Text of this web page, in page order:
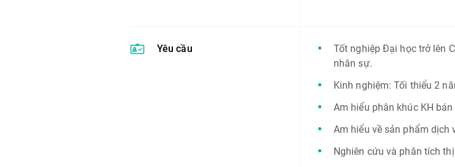
Yêu cầu
Tốt nghiệp Đại học trở lên
nhân sự.
Kinh nghiệm: Tối thiểu 2
Am hiểu phân khúc KH bán
Am hiểu về sản phẩm dịch
Nghiên cứu và phân tích